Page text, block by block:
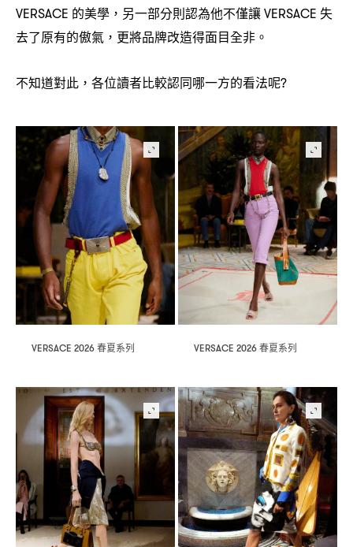
VERSACE 的美學 ， 另一部分則認為他不僅讓VERSACE 失
去了原有的傲氣 ， 更將品牌改造得面目全非。
不知道對此 ， 各位讀者比較認同哪一方的看法呢?
VERSACE 2026春夏系列 VERSACE 2026春夏系列